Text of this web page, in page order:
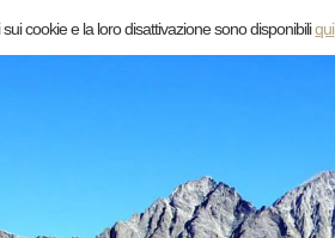
cookie e la loro disattivazione sono disponibiliqui